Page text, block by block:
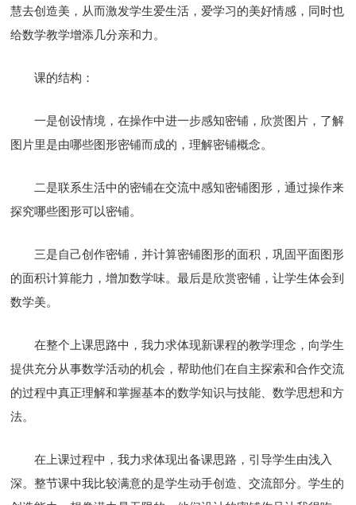
慧去创造美，从而激发学生爱生活，爱学习的美好情感，同时也
给数学教学增添几分亲和力。
课的结构：
一是创设情境，在操作中进一步感知密铺，欣赏图片，了解
图片里是由哪些图形密铺而成的，理解密铺概念。
二是联系生活中的密铺在交流中感知密铺图形，通过操作来
探究哪些图形可以密铺。
三是自己创作密铺，并计算密铺图形的面积，巩固平面图形
的面积计算能力，增加数学味。最后是欣赏密铺，让学生体会到
数学美。
在整个上课思路中，我力求体现新课程的教学理念，向学生
提供充分从事数学活动的机会，帮助他们在自主探索和合作交流
的过程中真正理解和掌握基本的数学知识与技能、数学思想和方
法。
在上课过程中，我力求体现出备课思路，引导学生由浅入
深。整节课中我比较满意的是学生动手创造、交流部分。学生的